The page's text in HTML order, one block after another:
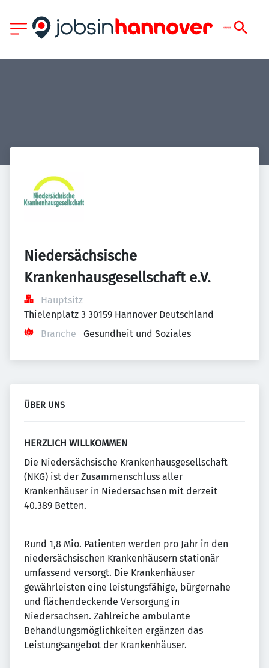
Niedersächsische
Krankenhausgesellschaft e.V.
Hauptsitz
Thielenplatz 3 30159 Hannover Deutschland
Branche
Gesundheit und Soziales
ÜBER UNS
HERZLICH WILLKOMMEN
Die Niedersächsische Krankenhausgesellschaft
(NKG) ist der Zusammenschluss aller
Krankenhäuser in Niedersachsen mit derzeit
40.389 Betten.
Rund 1,8 Mio. Patienten werden pro Jahr in den
niedersächsischen Krankenhäusern stationär
umfassend versorgt. Die Krankenhäuser
gewährleisten eine leistungsfähige, bürgernahe
und flächendeckende Versorgung in
Niedersachsen. Zahlreiche ambulante
Behandlungsmöglichkeiten ergänzen das
Leistungsangebot der Krankenhäuser.